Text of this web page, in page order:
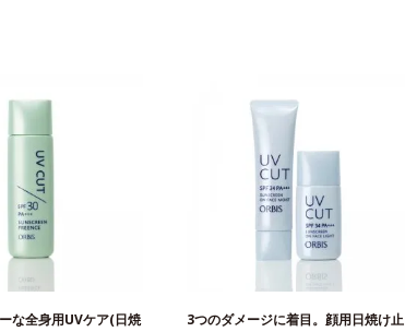
な全身用UVケア(日焼
3つのダメージに着目。顔用日焼け止